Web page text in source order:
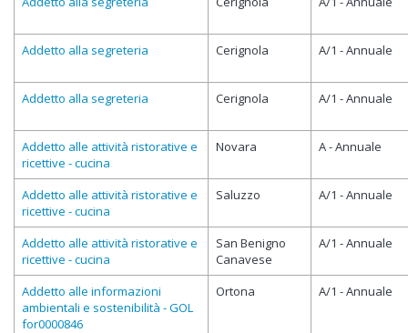
Addetto alla segreteria Cerignola A/1 - Annuale
Addetto alla segreteria Cerignola A/1 - Annuale
Addetto alle attività ristorative e
ricettive - cucina
Novara A - Annuale
Addetto alle attività ristorative e
ricettive - cucina
Saluzzo A/1 - Annuale
Addetto alle attività ristorative e
ricettive - cucina
San Benigno
Canavese
A/1 - Annuale
Addetto alle informazioni
ambientali e sostenibilità - GOL
for0000846
Ortona A/1 - Annuale